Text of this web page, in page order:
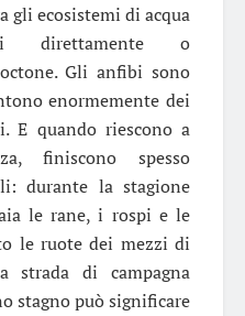
gli ecosistemi di acqua
direttamente o
Gli anfibi sono
enormemente dei
E quando riescono a
finiscono spesso
durante la stagione
le rane, i rospi e le
le ruote dei mezzi di
strada di campagna
stagno può significare